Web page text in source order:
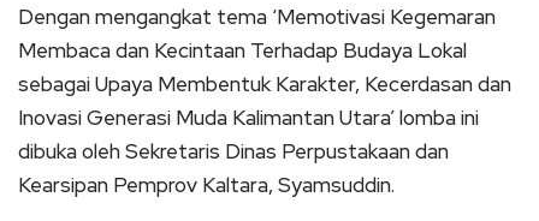
Dengan mengangkat tema ‘Memotivasi Kegemaran
Membaca dan Kecintaan Terhadap Budaya Lokal
sebagai Upaya Membentuk Karakter, Kecerdasan dan
Inovasi Generasi Muda Kalimantan Utara’ lomba ini
dibuka oleh Sekretaris Dinas Perpustakaan dan
Kearsipan Pemprov Kaltara, Syamsuddin.